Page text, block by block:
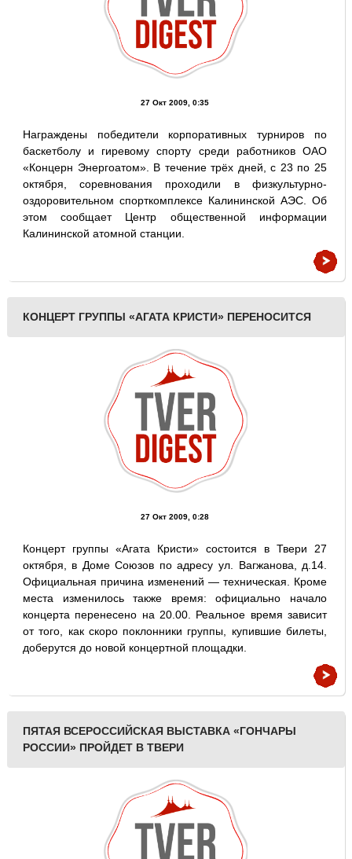
27 Окт 2009, 0:35
Награждены победители корпоративных турниров по
баскетболу и гиревому спорту среди работников ОАО
«Концерн Энергоатом». В течение трёх дней, с 23 по 25
октября, соревнования проходили в физкультурно-
оздоровительном спорткомплексе Калининской АЭС. Об
этом сообщает Центр общественной информации
Калининской атомной станции.
КОНЦЕРТ ГРУППЫ «АГАТА КРИСТИ» ПЕРЕНОСИТСЯ
27 Окт 2009, 0:28
Концерт группы «Агата Кристи» состоится в Твери 27
октября, в Доме Союзов по адресу ул. Вагжанова, д.14.
Официальная причина изменений — техническая. Кроме
места изменилось также время: официально начало
концерта перенесено на 20.00. Реальное время зависит
от того, как скоро поклонники группы, купившие билеты,
доберутся до новой концертной площадки.
ПЯТАЯ ВСЕРОССИЙСКАЯ ВЫСТАВКА «ГОНЧАРЫ
РОССИИ» ПРОЙДЕТ В ТВЕРИ